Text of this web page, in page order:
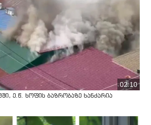
02:10
ე.წ. ხოფის ბაზრობაზე ხანძარია